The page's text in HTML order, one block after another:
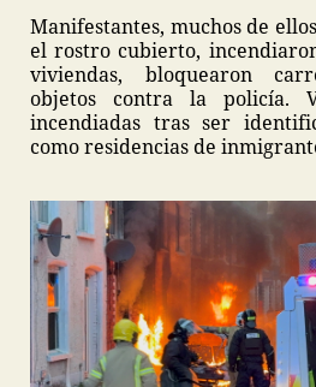
Manifestantes, muchos de
el rostro cubierto,
viviendas, bloquearon
objetos contra la policía.
incendiadas tras ser
como residencias de